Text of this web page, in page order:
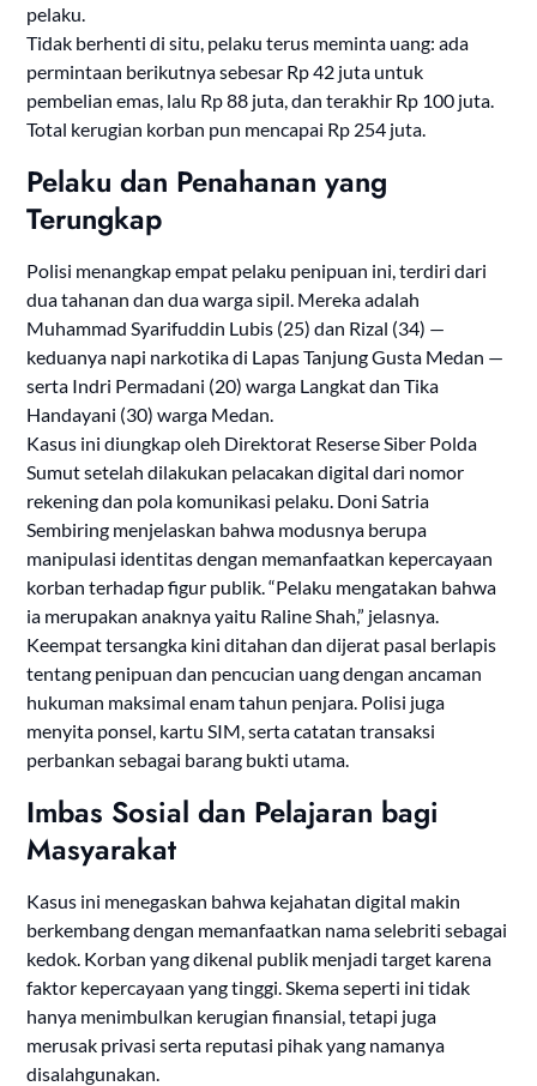
pelaku.
Tidak berhenti di situ, pelaku terus meminta uang: ada
permintaan berikutnya sebesar Rp 42 juta untuk
pembelian emas, lalu Rp 88 juta, dan terakhir Rp 100 juta.
Total kerugian korban pun mencapai Rp 254 juta.
Pelaku dan Penahanan yang
Terungkap
Polisi menangkap empat pelaku penipuan ini, terdiri dari
dua tahanan dan dua warga sipil. Mereka adalah
Muhammad Syarifuddin Lubis (25) dan Rizal (34) —
keduanya napi narkotika di Lapas Tanjung Gusta Medan —
serta Indri Permadani (20) warga Langkat dan Tika
Handayani (30) warga Medan.
Kasus ini diungkap oleh Direktorat Reserse Siber Polda
Sumut setelah dilakukan pelacakan digital dari nomor
rekening dan pola komunikasi pelaku. Doni Satria
Sembiring menjelaskan bahwa modusnya berupa
manipulasi identitas dengan memanfaatkan kepercayaan
korban terhadap figur publik. “Pelaku mengatakan bahwa
ia merupakan anaknya yaitu Raline Shah,” jelasnya.
Keempat tersangka kini ditahan dan dijerat pasal berlapis
tentang penipuan dan pencucian uang dengan ancaman
hukuman maksimal enam tahun penjara. Polisi juga
menyita ponsel, kartu SIM, serta catatan transaksi
perbankan sebagai barang bukti utama.
Imbas Sosial dan Pelajaran bagi
Masyarakat
Kasus ini menegaskan bahwa kejahatan digital makin
berkembang dengan memanfaatkan nama selebriti sebagai
kedok. Korban yang dikenal publik menjadi target karena
faktor kepercayaan yang tinggi. Skema seperti ini tidak
hanya menimbulkan kerugian finansial, tetapi juga
merusak privasi serta reputasi pihak yang namanya
disalahgunakan.